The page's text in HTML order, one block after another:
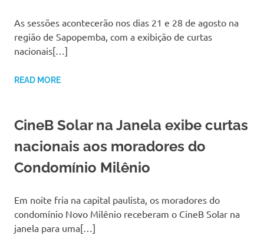
As sessões acontecerão nos dias 21 e 28 de agosto na
região de Sapopemba, com a exibição de curtas
nacionais[…]
READ MORE
CineB Solar na Janela exibe curtas
nacionais aos moradores do
Condomínio Milênio
Em noite fria na capital paulista, os moradores do
condomínio Novo Milênio receberam o CineB Solar na
janela para uma[…]